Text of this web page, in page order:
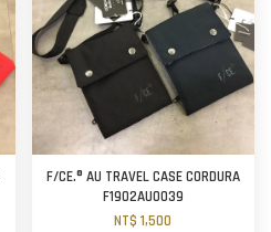
F/CE.® AU TRAVEL CASE CORDURA
F1902AU0039
NT$ 1,500